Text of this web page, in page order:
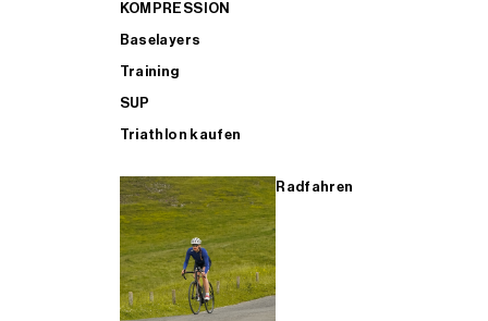
KOMPRESSION
Baselayers
Training
SUP
Triathlon kaufen
Radfahren